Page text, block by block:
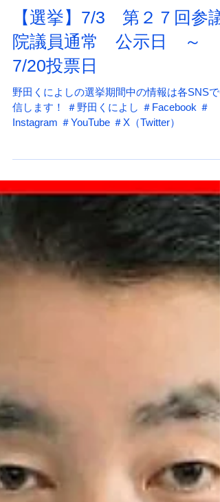
【選挙】7/3 第２７回参議
院議員通常 公示日 ～
7/20投票日
野田くによしの選挙期間中の情報は各SNSで
信します！ ＃野田くによし ＃Facebook ＃